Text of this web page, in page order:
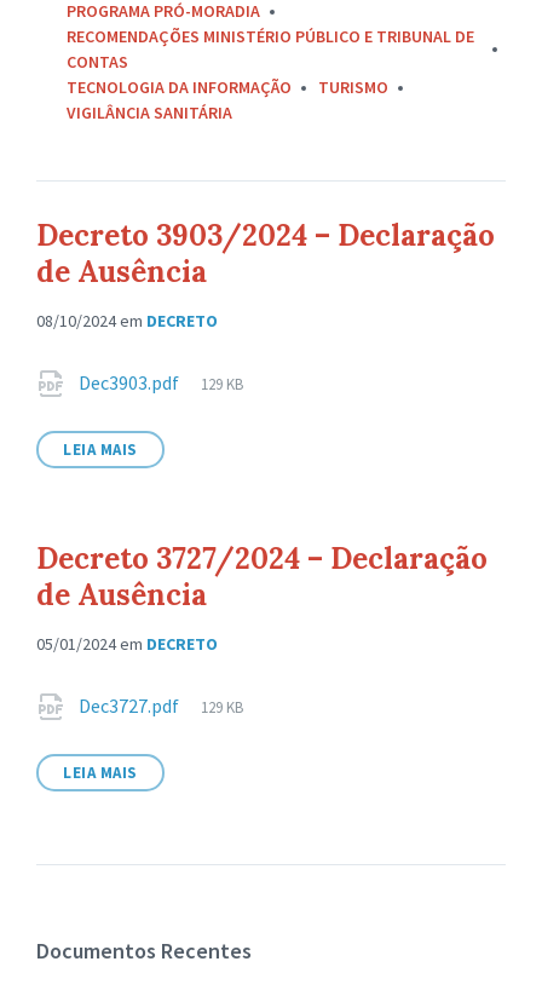
PROGRAMA PRÓ-MORADIA
RECOMENDAÇÕES MINISTÉRIO PÚBLICO E TRIBUNAL DE
CONTAS
TECNOLOGIA DA INFORMAÇÃO
TURISMO
VIGILÂNCIA SANITÁRIA
Decreto 3903/2024 – Declaração
de Ausência
08/10/2024em DECRETO
Anexos
Dec3903.pdf
Tamanho
129 KB
LEIA MAIS
Decreto 3727/2024 – Declaração
de Ausência
05/01/2024em DECRETO
Anexos
Dec3727.pdf
Tamanho
129 KB
LEIA MAIS
Documentos Recentes